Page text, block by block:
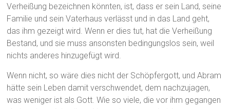
Verheißung bezeichnen könnten, ist, dass er sein Land, seine
Familie und sein Vaterhaus verlässt und in das Land geht,
das ihm gezeigt wird. Wenn er dies tut, hat die Verheißung
Bestand, und sie muss ansonsten bedingungslos sein, weil
nichts anderes hinzugefügt wird.
Wenn nicht, so wäre dies nicht der Schöpfergott, und Abram
hätte sein Leben damit verschwendet, dem nachzujagen,
was weniger ist als Gott. Wie so viele, die vor ihm gegangen